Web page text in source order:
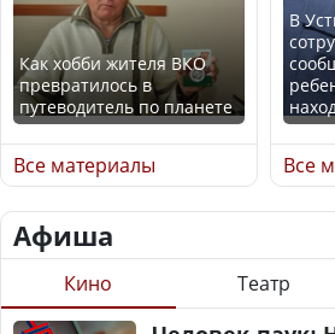
Ең төменгі жалақы,
алимент, экология: жеті
партия сайлаушылармен
нені талқылап жатыр?
алименты, экология — о
Луну
Как хобби жителя ВКО
превратилось в
путеводитель по планете
Все материалы
В
Все
Афиша
Кино Театр